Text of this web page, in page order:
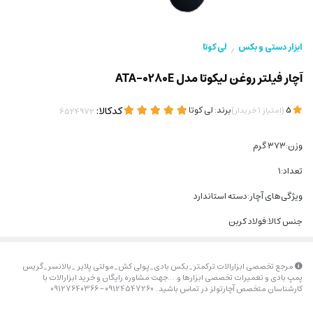
ابزار دستی و بکس / لی کوتا
آچار فیلتر روغن لیکوتا مدل ATA-0280E
(امتیاز 1خریدار)برند:لی کوتا کدکالا:
وزن:۳۷۳ گرم
تعداد:۱
ویژگی‌های آچار:دسته استاندارد
جنس کالا:فولاد کربن
مرجع تخصصی ابزارالات ترکمتر_بکس بادی_پولی کش_مولتی پلایر _بالانسر_گریس
پمپ بادی و تعمیرات تخصصی ابزارها و….جهت مشاوره رایگان و خرید ابزارالات با
کارشناسان متخصص آچارتولز در تماس باشید . 09124547260 – 09127640366